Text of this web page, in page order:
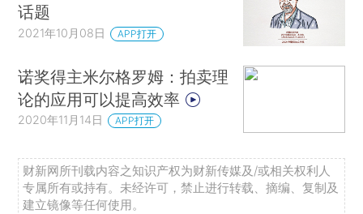
话题
2021年10月08日 APP打开
诺奖得主米尔格罗姆：拍卖理
论的应用可以提高效率
2020年11月14日 APP打开
财新网所刊载内容之知识产权为财新传媒及/或相关权利人
专属所有或持有。未经许可，禁止进行转载、摘编、复制及
建立镜像等任何使用。